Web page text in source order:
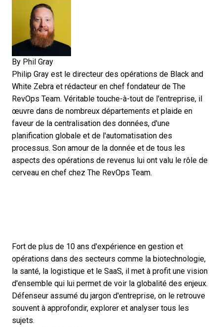
By Phil Gray
Philip Gray est le directeur des opérations de Black and
White Zebra et rédacteur en chef fondateur de The
RevOps Team. Véritable touche-à-tout de l'entreprise, il
œuvre dans de nombreux départements et plaide en
faveur de la centralisation des données, d'une
planification globale et de l'automatisation des
processus. Son amour de la donnée et de tous les
aspects des opérations de revenus lui ont valu le rôle de
cerveau en chef chez The RevOps Team.
Fort de plus de 10 ans d'expérience en gestion et
opérations dans des secteurs comme la biotechnologie,
la santé, la logistique et le SaaS, il met à profit une vision
d'ensemble qui lui permet de voir la globalité des enjeux.
Défenseur assumé du jargon d'entreprise, on le retrouve
souvent à approfondir, explorer et analyser tous les
sujets.